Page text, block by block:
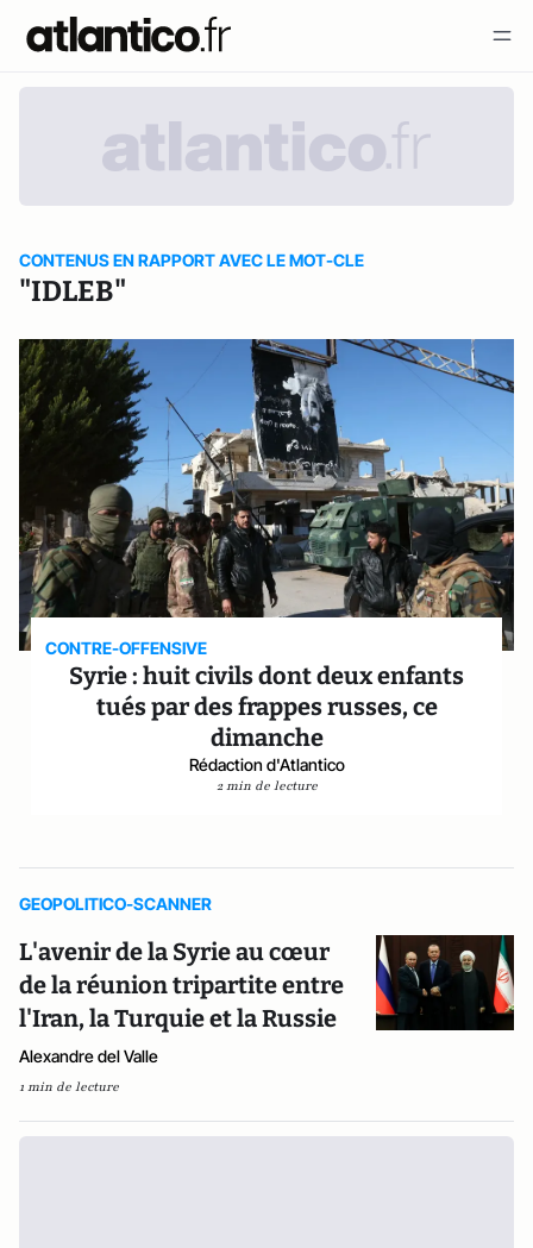
CONTENUS EN RAPPORT AVEC LE MOT-CLE
"IDLEB"
CONTRE-OFFENSIVE
Syrie : huit civils dont deux enfants
tués par des frappes russes, ce
dimanche
Rédaction d'Atlantico
2 min de lecture
GEOPOLITICO-SCANNER
L'avenir de la Syrie au cœur
de la réunion tripartite entre
l'Iran, la Turquie et la Russie
Alexandre del Valle
1 min de lecture